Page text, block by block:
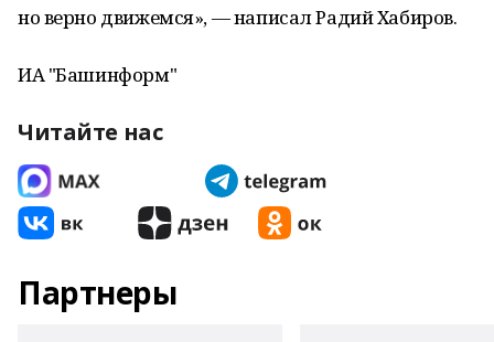
но верно движемся», — написал Радий Хабиров.
ИА "Башинформ"
Читайте нас
Партнеры